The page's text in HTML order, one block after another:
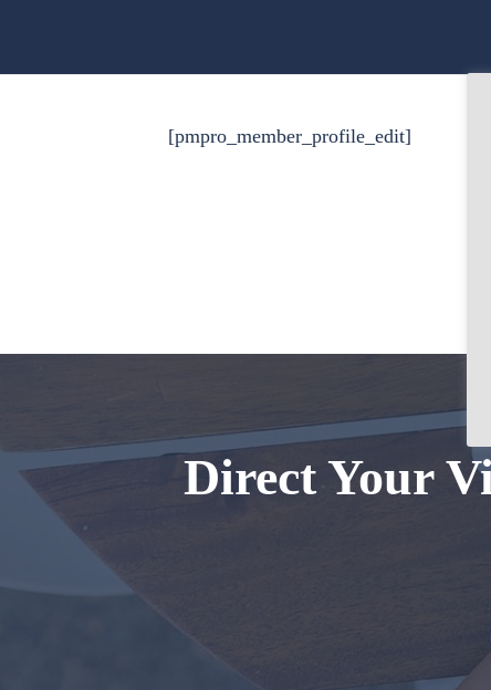
[pmpro_member_profile_edit]
Direct Your